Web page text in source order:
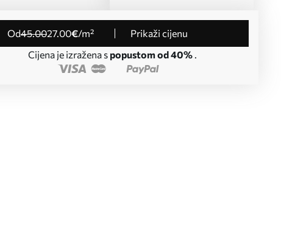
od45.0027.00€/m²
Prikaži cijenu
Cijena je izražena s popustom od 40%.